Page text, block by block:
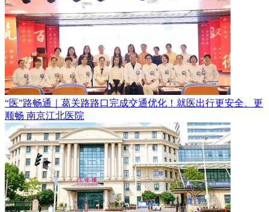
“医”路畅通｜葛关路路口完成交通优化！就医出行更安全、更
顺畅 南京江北医院